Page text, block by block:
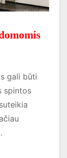
gali būti
spintos